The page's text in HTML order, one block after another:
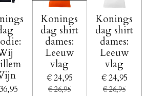
Konings
dag shirt
dames:
Leeuw
vlag
€ 24,95
€ 26,95
Konings
dag shirt
dames:
Leeuw
vlag
€ 24,95
€ 26,95